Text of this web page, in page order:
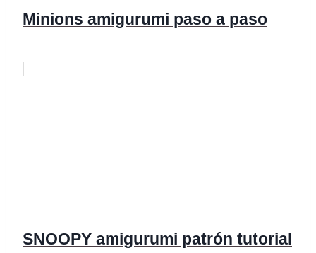
Minions amigurumi paso a paso
SNOOPY amigurumi patrón tutorial